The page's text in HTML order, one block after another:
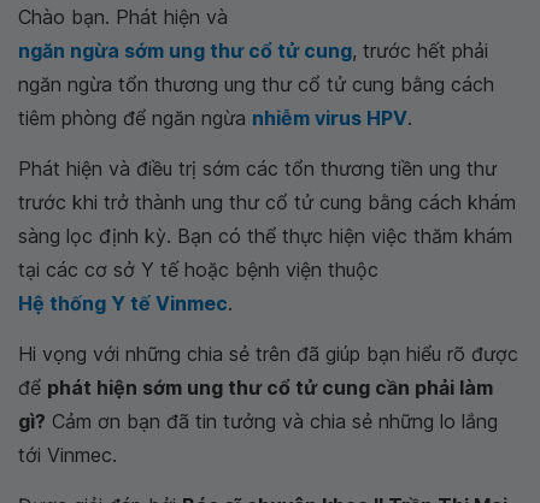
Chào bạn. Phát hiện và
ngăn ngừa sớm ung thư cổ tử cung, trước hết phải
ngăn ngừa tổn thương ung thư cổ tử cung bằng cách
tiêm phòng để ngăn ngừa nhiễm virus HPV.
Phát hiện và điều trị sớm các tổn thương tiền ung thư
trước khi trở thành ung thư cổ tử cung bằng cách khám
sàng lọc định kỳ. Bạn có thể thực hiện việc thăm khám
tại các cơ sở Y tế hoặc bệnh viện thuộc
Hệ thống Y tế Vinmec.
Hi vọng với những chia sẻ trên đã giúp bạn hiểu rõ được
để phát hiện sớm ung thư cổ tử cung cần phải làm
gì? Cảm ơn bạn đã tin tưởng và chia sẻ những lo lắng
tới Vinmec.